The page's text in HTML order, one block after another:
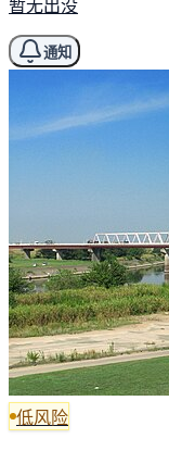
暂无出没
通知
低风险